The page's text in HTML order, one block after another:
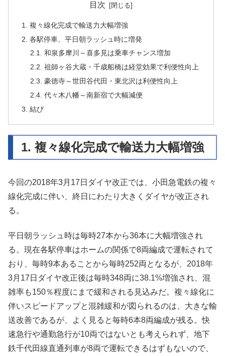
目次
1. 複々線化完成で輸送力大幅増強
2. 各駅停車、平日朝ラッシュ時に増発
2.1. 和泉多摩川～喜多見は乗車チャンス増加
2.2. 祖師ヶ谷大蔵・千歳船橋は経堂効果で利便性向上
2.3. 豪徳寺～世田谷代田・東北沢は利便性向上
2.4. 代々木八幡～南新宿で大幅減便
3. 結び
1. 複々線化完成で輸送力大幅増強
今回の2018年3月17日ダイヤ改正では、小田急電鉄の複々
線化完成に伴い、終日にわたり大きくダイヤが改正され
る。
平日朝ラッシュ時は毎時27本から36本に大幅増強され
る。現在各駅停車はホームの関係で8両編成で運転されて
おり、毎時9本あることから毎時252両となるが、2018年
3月17日ダイヤ改正後は毎時348両に38.1%増強され、混
雑率も150％程度にまで緩和される見込みだ。複々線化に
伴いスピードアップと混雑緩和が図られるのは、大きな輸
送改善であるが、よく見ると毎時6本8両編成が残る。快
速急行や通勤急行が10両ではないとも考えられず、地下
鉄千代田線直通列車が8両で運転できるはずもないので、